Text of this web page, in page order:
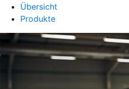
Übersicht
Produkte